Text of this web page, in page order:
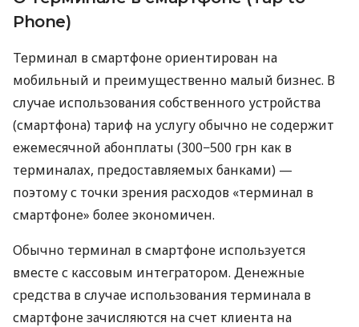
Phone)
Терминал в смартфоне ориентирован на
мобильный и преимущественно малый бизнес. В
случае использования собственного устройства
(смартфона) тариф на услугу обычно не содержит
ежемесячной абонплаты (300−500 грн как в
терминалах, предоставляемых банками) —
поэтому с точки зрения расходов «терминал в
смартфоне» более экономичен.
Обычно терминал в смартфоне используется
вместе с кассовым интегратором. Денежные
средства в случае использования терминала в
смартфоне зачисляются на счет клиента на